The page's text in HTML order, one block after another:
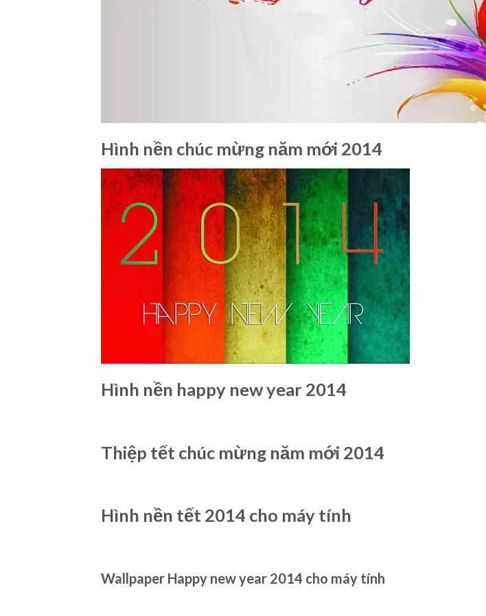
Hình nền chúc mừng năm mới 2014
Hình nền happy new year 2014
Thiệp tết chúc mừng năm mới 2014
Hình nền tết 2014 cho máy tính
Wallpaper Happy new year 2014 cho máy tính